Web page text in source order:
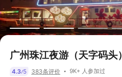
广州珠江夜游（天字码头）
4.3/5 383条评价 9K+ 人参加过